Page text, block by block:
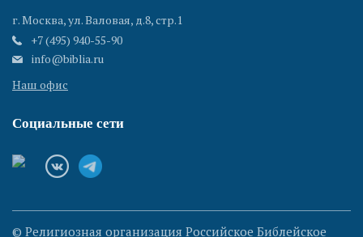
г. Москва, ул. Валовая, д.8, стр.1
+7 (495) 940-55-90
info@biblia.ru
Наш офис
Социальные сети
© Религиозная организация Российское Библейское